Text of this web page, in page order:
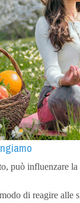
può influenzare la
di reagire alle